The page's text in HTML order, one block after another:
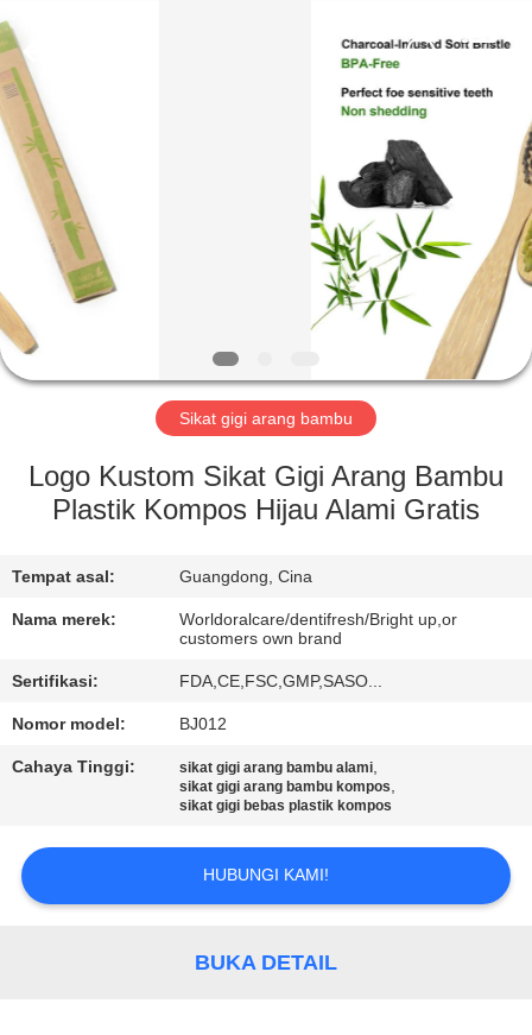
RUMAH
PRODUK
VIDEO
TENTANG
KAMI
TUR
PABRIK
KONTROL
KUALITAS
HUBUNGI
KAMI
PERMINTAAN
PENAWARAN
PETA
ORAL
CARE
CENTER.
All
Rights
Reserved.
Sikat gigi arang bambu
Logo Kustom Sikat Gigi Arang Bambu
Plastik Kompos Hijau Alami Gratis
Tempat asal: Guangdong, Cina
Nama merek:
Worldoralcare/dentifresh/Bright up,or
customers own brand
Sertifikasi: FDA,CE,FSC,GMP,SASO...
Nomor model: BJ012
Cahaya Tinggi: sikat gigi arang bambu alami,
sikat gigi arang bambu kompos,
sikat gigi bebas plastik kompos
HUBUNGI KAMI!
BUKA DETAIL